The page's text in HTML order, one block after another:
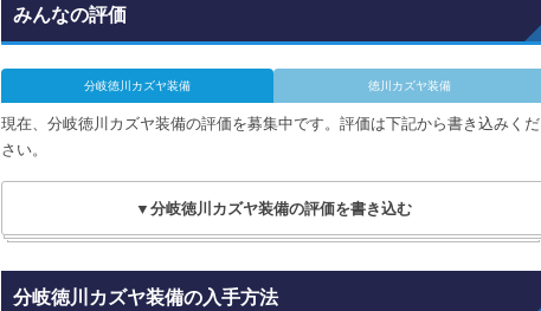
みんなの評価
分岐徳川カズヤ装備 徳川カズヤ装備
現在、分岐徳川カズヤ装備の評価を募集中です。評価は下記から書き込みくだ
さい。
▼分岐徳川カズヤ装備の評価を書き込む
分岐徳川カズヤ装備の入手方法